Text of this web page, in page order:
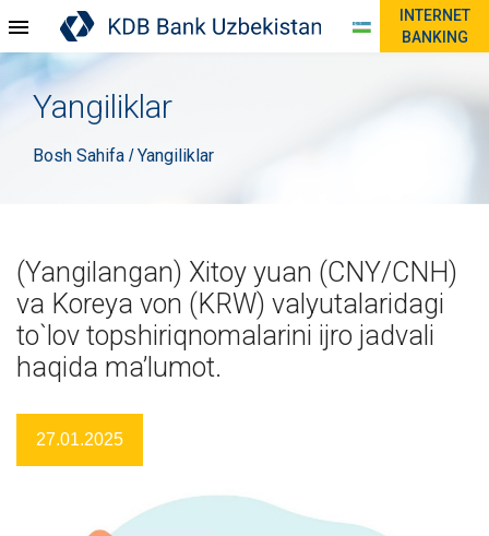
INTERNET
BANKING
Yangiliklar
Bosh Sahifa /Yangiliklar
(Yangilangan) Xitoy yuan (CNY/CNH)
va Koreya von (KRW) valyutalaridagi
to`lov topshiriqnomalarini ijro jadvali
haqida ma’lumot.
27.01.2025